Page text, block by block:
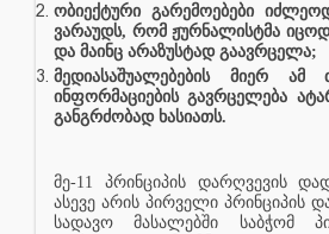
ობიექტური გარემოებები
ვარაუდს, რომ ჟურნალისტმა
და მაინც არაზუსტად გაავრცელა;
მედიასაშუალებების მიერ ამ
ინფორმაციების გავრცელება
განგრძობად ხასიათს.
მე-11 პრინციპის დარღვევის
ასევე არის პირველი პრინციპის
სადავო მასალებში საბჭომ